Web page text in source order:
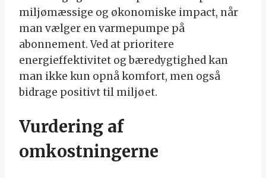
miljømæssige og økonomiske impact, når
man vælger en varmepumpe på
abonnement. Ved at prioritere
energieffektivitet og bæredygtighed kan
man ikke kun opnå komfort, men også
bidrage positivt til miljøet.
Vurdering af
omkostningerne